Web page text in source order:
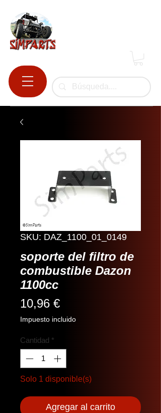
SKU: DAZ_1100_01_0149
soporte del filtro de
combustible Dazon
1100cc
10,96 €Precio
Impuesto incluido
Cantidad *
Solo 1 disponible(s)
Agregar al carrito